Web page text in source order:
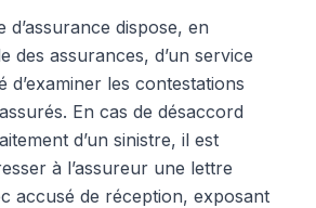
d’assurance dispose, en
des assurances, d’un service
d’examiner les contestations
En cas de désaccord
d’un sinistre, il est
à l’assureur une lettre
accusé de réception, exposant